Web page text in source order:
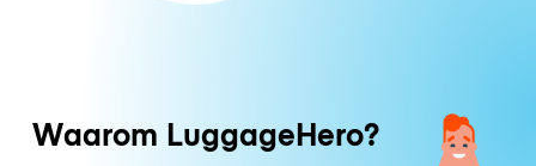
Waarom LuggageHero?